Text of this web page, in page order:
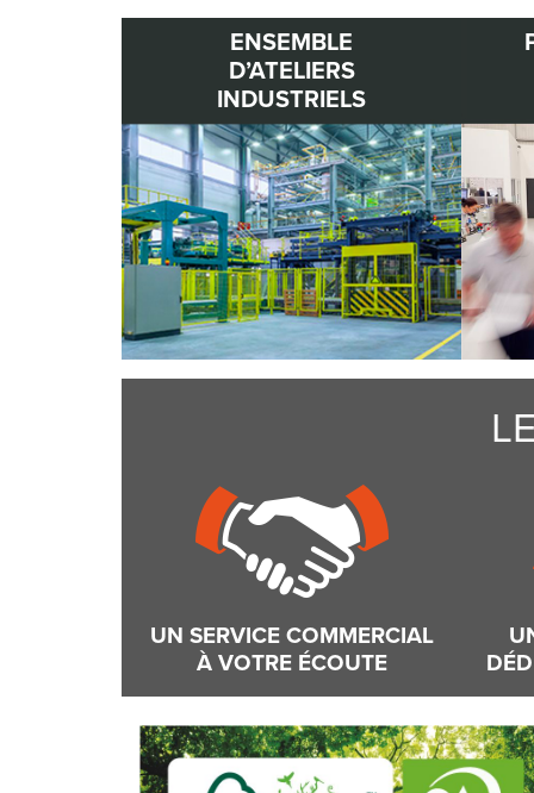
ENSEMBLE
D’ATELIERS
INDUSTRIELS
UN SERVICE COMMERCIAL
À VOTRE ÉCOUTE